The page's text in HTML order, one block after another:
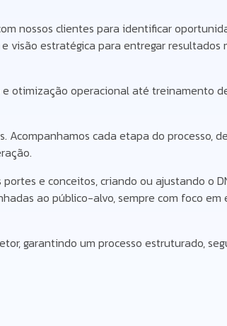
nossos clientes para identificar
visão estratégica para entregar resultados
otimização operacional até treinamento
cada etapa do processo,
e conceitos, criando ou ajustando o
ao público-alvo, sempre com foco em
garantindo um processo estruturado,